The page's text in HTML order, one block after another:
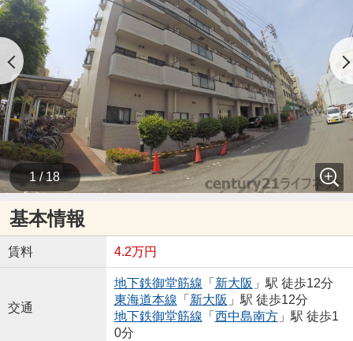
1 / 18
基本情報
賃料 4.2万円
交通
地下鉄御堂筋線 「 新大阪 」駅 徒歩12分
東海道本線 「 新大阪 」駅 徒歩12分
地下鉄御堂筋線 「 西中島南方」駅 徒歩1
0分